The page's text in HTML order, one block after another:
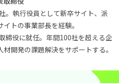
。執行役員として新卒サイト、派
トの事業部長を経験。
締役に就任。年間100社を超える企
開発の課題解決をサポートする。